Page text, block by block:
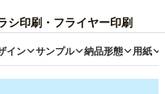
シ印刷・フライヤー印刷
イン サンプル 納品形態 用紙